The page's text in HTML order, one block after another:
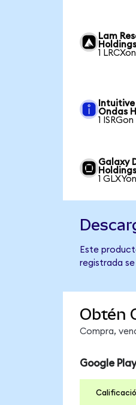
Lam
1
Ondas
1
Galaxy
1
Este
registrada
Obtén
Compra,
Google Play